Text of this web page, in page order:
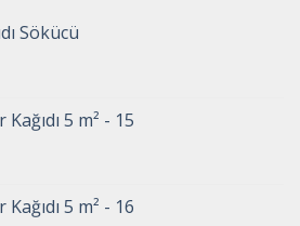
Sökücü
5 m² - 15
5 m² - 16